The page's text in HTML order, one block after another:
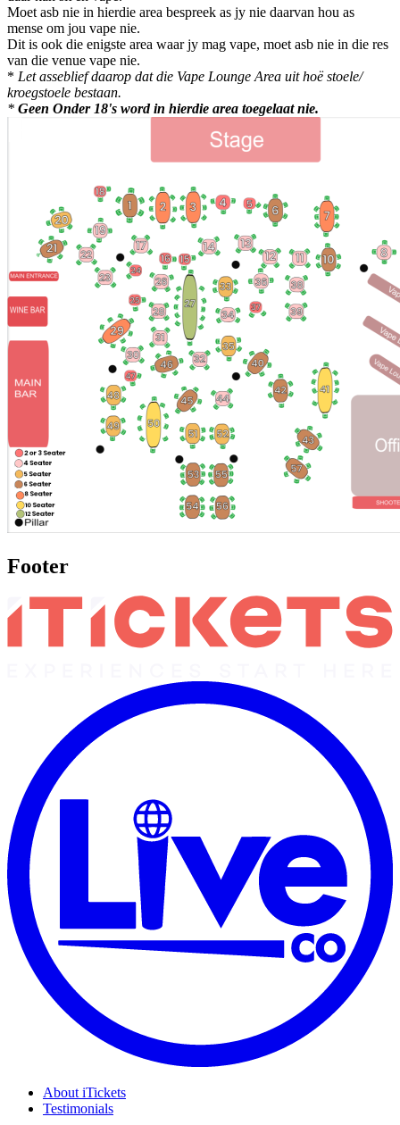
Moet asb nie in hierdie area bespreek as jy nie daarvan hou as
mense om jou vape nie.
Dit is ook die enigste area waar jy mag vape, moet asb nie in die res
van die venue vape nie.
* Let asseblief daarop dat die Vape Lounge Area uit hoë stoele/
kroegstoele bestaan.
* Geen Onder 18's word in hierdie area toegelaat nie.
Footer
About iTickets
Testimonials